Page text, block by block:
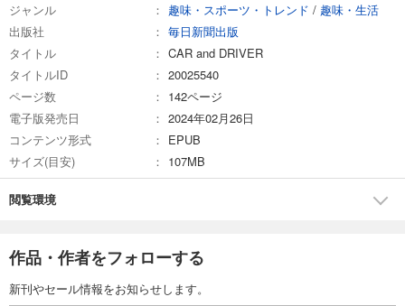
カート
あらすじを表示する
CAR and DRIVER 2025年6月号
980円 (税込)
ジャンル
趣味・スポーツ・トレンド / 趣味・生活
出版社
毎日新聞出版
タイトル
CAR and DRIVER
タイトルID
20025540
ページ数
142ページ
電子版発売日
2024年02月26日
コンテンツ形式
EPUB
サイズ(目安)
107MB
閲覧環境
作品・作者をフォローする
新刊やセール情報をお知らせします。